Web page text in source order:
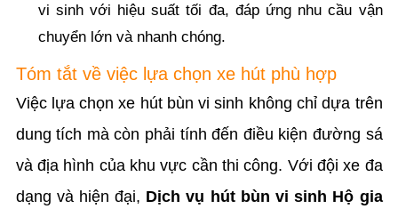
vi sinh với hiệu suất tối đa, đáp ứng nhu cầu vận
chuyển lớn và nhanh chóng.
Tóm tắt về việc lựa chọn xe hút phù hợp
Việc lựa chọn xe hút bùn vi sinh không chỉ dựa trên
dung tích mà còn phải tính đến điều kiện đường sá
và địa hình của khu vực cần thi công. Với đội xe đa
dạng và hiện đại, Dịch vụ hút bùn vi sinh Hộ gia